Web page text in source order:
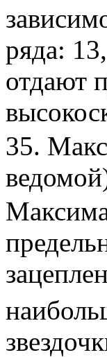
ряда:
отдают
35.